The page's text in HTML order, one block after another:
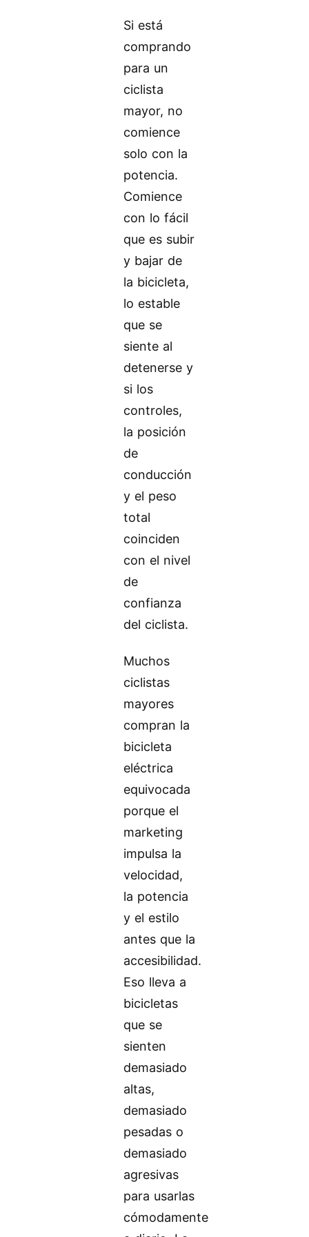
Si está
comprando
para un
ciclista
mayor, no
comience
solo con la
potencia.
Comience
con lo fácil
que es subir
y bajar de
la bicicleta,
lo estable
que se
siente al
detenerse y
si los
controles,
la posición
de
conducción
y el peso
total
coinciden
con el nivel
de
confianza
del ciclista.
Muchos
ciclistas
mayores
compran la
bicicleta
eléctrica
equivocada
porque el
marketing
impulsa la
velocidad,
la potencia
y el estilo
antes que la
accesibilidad.
Eso lleva a
bicicletas
que se
sienten
demasiado
altas,
demasiado
pesadas o
demasiado
agresivas
para usarlas
cómodamente